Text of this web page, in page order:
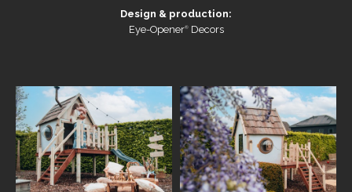
Design & production:
Eye-Opener®Decors